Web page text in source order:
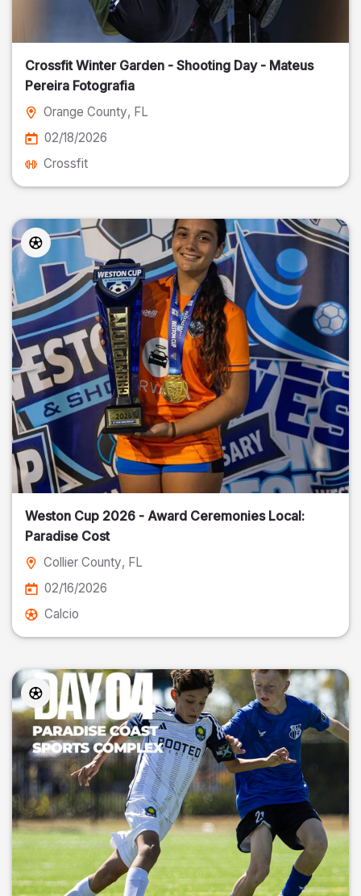
Crossfit Winter Garden - Shooting Day - Mateus
Pereira Fotografia
Orange County, FL
02/18/2026
Crossfit
Weston Cup 2026 - Award Ceremonies Local:
Paradise Cost
Collier County, FL
02/16/2026
Calcio